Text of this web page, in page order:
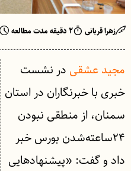
زهرا قربانی ۲ دقیقه مدت مطالعه
مجید عشقی در نشست
خبری با خبرنگاران در استان
سمنان، از منطقی نبودن
۲۴ساعته‌شدن بورس خبر
داد و گفت: «پیشنهادهایی